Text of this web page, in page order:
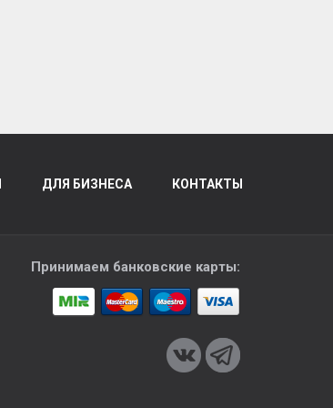
ДЛЯ БИЗНЕСА КОНТАКТЫ
Принимаем банковские карты: